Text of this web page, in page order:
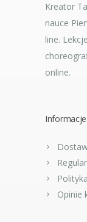
Kreator
nauce
line.
online.
Opinie